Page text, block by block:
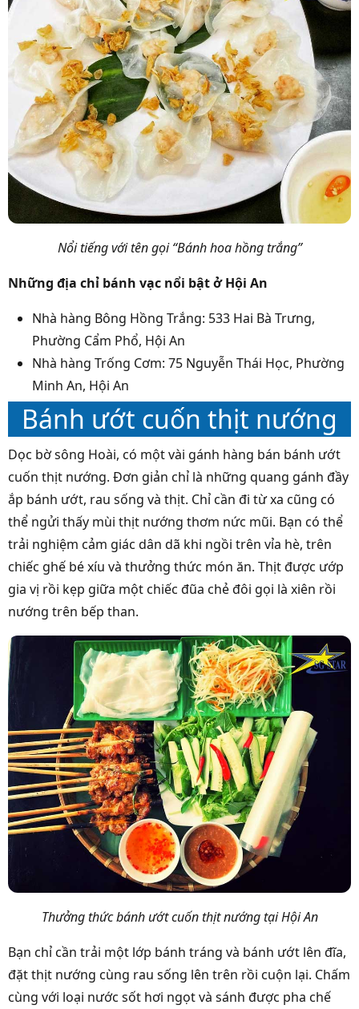
Nổi tiếng với tên gọi “Bánh hoa hồng trắng”
Những địa chỉ bánh vạc nổi bật ở Hội An
Nhà hàng Bông Hồng Trắng: 533 Hai Bà Trưng,
Phường Cẩm Phổ, Hội An
Nhà hàng Trống Cơm: 75 Nguyễn Thái Học, Phường
Minh An, Hội An
Bánh ướt cuốn thịt nướng
Dọc bờ sông Hoài, có một vài gánh hàng bán bánh ướt
cuốn thịt nướng. Đơn giản chỉ là những quang gánh đầy
ắp bánh ướt, rau sống và thịt. Chỉ cần đi từ xa cũng có
thể ngửi thấy mùi thịt nướng thơm nức mũi. Bạn có thể
trải nghiệm cảm giác dân dã khi ngồi trên vỉa hè, trên
chiếc ghế bé xíu và thưởng thức món ăn. Thịt được ướp
gia vị rồi kẹp giữa một chiếc đũa chẻ đôi gọi là xiên rồi
nướng trên bếp than.
Thưởng thức bánh ướt cuốn thịt nướng tại Hội An
Bạn chỉ cần trải một lớp bánh tráng và bánh ướt lên đĩa,
đặt thịt nướng cùng rau sống lên trên rồi cuộn lại. Chấm
cùng với loại nước sốt hơi ngọt và sánh được pha chế